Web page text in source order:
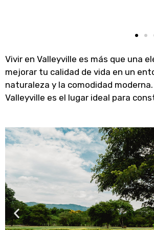
Vivir en Valleyville es más que una
mejorar tu calidad de vida en un
naturaleza y la comodidad
Valleyville es el lugar ideal para